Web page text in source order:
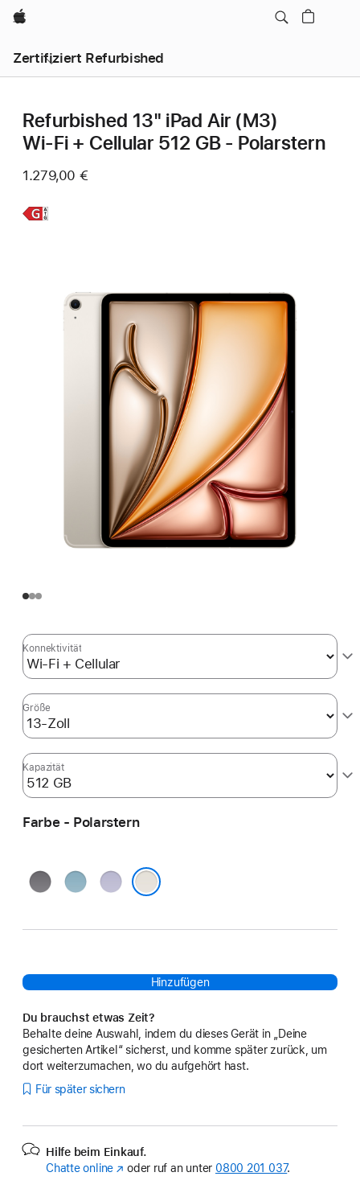
Apple
Zertifiziert Refurbished
Refurbished 13" iPad Air (M3)
Wi‑Fi + Cellular 512 GB - Polarstern
1.279,00 €
Weitere
Konnektivität
Größe
Kapazität
Farbe - Polarstern
Space Grau
Blau Violett
Hinzufügen
Du brauchst etwas Zeit?
Behalte deine Auswahl, indem du dieses Gerät in „Deine
gesicherten Artikel“ sicherst, und komme später zurück, um
dort weiterzumachen, wo du aufgehört hast.
Für später sichern
Hilfe beim Einkauf.
Chatte online (Öffnet
oder ruf an unter 0800 201 037.